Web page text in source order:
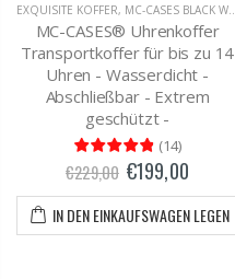
EXQUISITE KOFFER, MC-CASES BLACK WEEK SALE PRODUKTE
MC-CASES® Uhrenkoffer
Transportkoffer für bis zu 14
Uhren - Wasserdicht -
Abschließbar - Extrem
geschützt -
(14)
€229,00 €199,00
IN DEN EINKAUFSWAGEN LEGEN